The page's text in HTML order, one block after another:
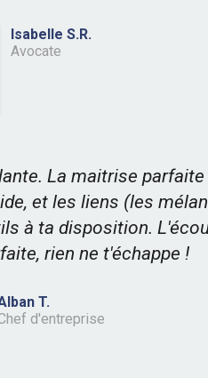
Isabelle S.R.
Avocate
La maitrise parfaite
et les liens (les
à ta disposition.
rien ne t'échappe !
T.
d'entreprise